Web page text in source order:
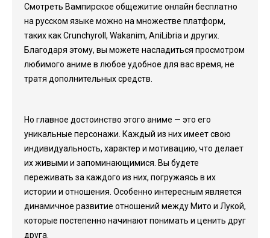
Смотреть Вампирское общежитие онлайн бесплатно
на русском языке можно на множестве платформ,
таких как Crunchyroll, Wakanim, AniLibria и других.
Благодаря этому, вы можете насладиться просмотром
любимого аниме в любое удобное для вас время, не
тратя дополнительных средств.
Но главное достоинство этого аниме — это его
уникальные персонажи. Каждый из них имеет свою
индивидуальность, характер и мотивацию, что делает
их живыми и запоминающимися. Вы будете
переживать за каждого из них, погружаясь в их
истории и отношения. Особенно интересным является
динамичное развитие отношений между Мито и Лукой,
которые постепенно начинают понимать и ценить друг
друга.